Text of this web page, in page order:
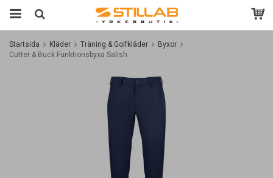
Startsida Kläder Träning & Golfkläder
Byxor
Cutter & Buck Funktionsbyxa Salish